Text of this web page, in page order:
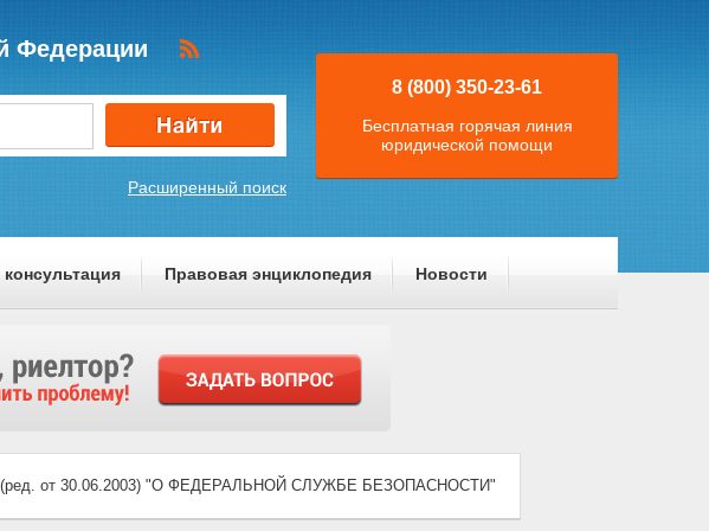
Федерации
Расширенный поиск
8 (800) 350-23-61
Бесплатная горячая линия
юридической помощи
Правовая энциклопедия Новости
от 30.06.2003) "О ФЕДЕРАЛЬНОЙ СЛУЖБЕ БЕЗОПАСНОСТИ"